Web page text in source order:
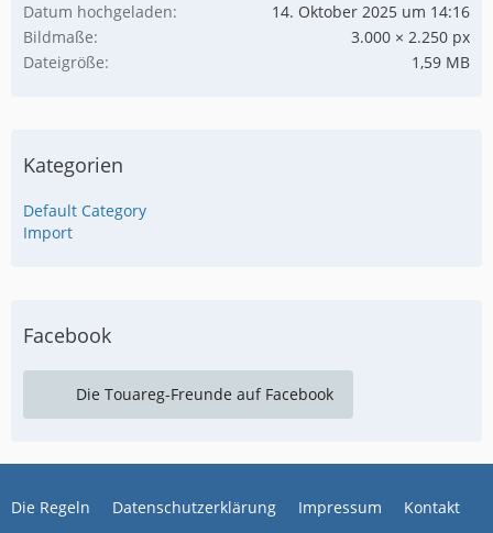
Datum hochgeladen
14. Oktober 2025 um 14:16
Bildmaße
3.000 × 2.250 px
Dateigröße
1,59 MB
Kategorien
Default Category
Import
Facebook
Die Touareg-Freunde auf Facebook
Die Regeln Datenschutzerklärung Impressum Kontakt